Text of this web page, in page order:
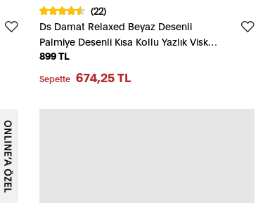
(22)
Ds Damat Relaxed Beyaz Desenli
Palmiye Desenli Kısa Kollu Yazlık Viskon
Gömlek
899 TL
Sepette 674,25 TL